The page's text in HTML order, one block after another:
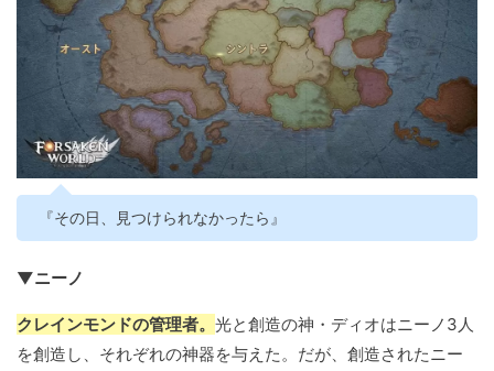
『その日、見つけられなかったら』
▼ニーノ
クレインモンドの管理者。 光と創造の神・ディオはニーノ3人
を創造し、それぞれの神器を与えた。だが、創造されたニー